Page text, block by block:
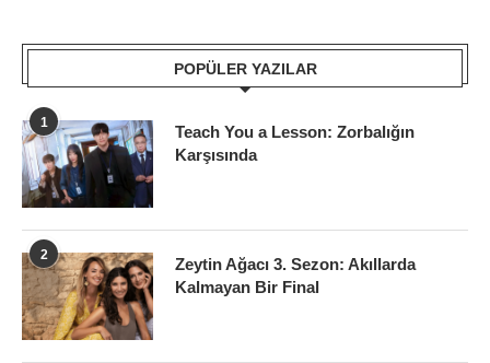
POPÜLER YAZILAR
1
Teach You a Lesson: Zorbalığın
Karşısında
2
Zeytin Ağacı 3. Sezon: Akıllarda
Kalmayan Bir Final